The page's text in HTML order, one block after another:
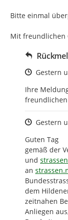
Bitte einmal
Mit freundlichen
Zeitpunkt
Gestern
Ihre
Zeitpunkt
Gestern
Guten Tag
gemäß der
und http://
an http://
dem
zeitnahen
Anliegen